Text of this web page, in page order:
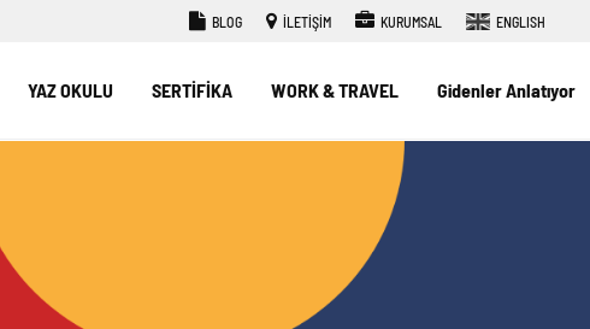
BLOG İLETİŞİM KURUMSAL ENGLISH
YAZ OKULU SERTİFİKA WORK & TRAVEL Gidenler Anlatıyor